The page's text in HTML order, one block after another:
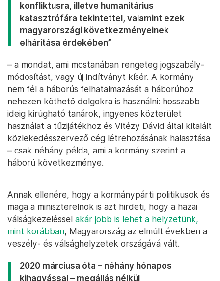
konfliktusra, illetve humanitárius
katasztrófára tekintettel, valamint ezek
magyarországi következményeinek
elhárítása érdekében”
– a mondat, ami mostanában rengeteg jogszabály-
módosítást, vagy új indítványt kísér. A kormány
nem fél a háborús felhatalmazását a háborúhoz
nehezen köthető dolgokra is használni: hosszabb
ideig kirúgható tanárok, ingyenes közterület
használat a tűzijátékhoz és Vitézy Dávid által kitalált
közlekedésszervező cég létrehozásának halasztása
– csak néhány példa, ami a kormány szerint a
háború következménye.
Annak ellenére, hogy a kormánypárti politikusok és
maga a miniszterelnök is azt hirdeti, hogy a hazai
válságkezeléssel akár jobb is lehet a helyzetünk,
mint korábban, Magyarország az elmúlt években a
veszély- és válsághelyzetek országává vált.
2020 márciusa óta – néhány hónapos
kihagyással – megállás nélkül